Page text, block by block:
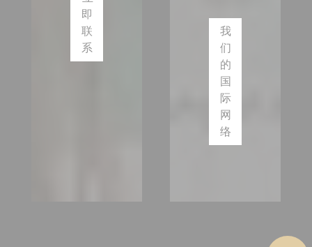
即
联
系
我
们
的
国
际
网
络